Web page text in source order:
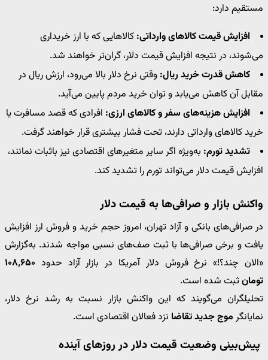
مستقیم دارد:
افزایش قیمت کالاهای وارداتی: کالاهایی که با ارز خریداری
می‌شوند، در نتیجه افزایش قیمت دلار، گران‌تر خواهند شد.
کاهش قدرت خرید ریال: وقتی نرخ دلار بالا می‌رود، ارزش ریال در
مقابل آن کاهش می‌یابد و توان خرید مردم پایین می‌آید.
افزایش هزینه‌های سفر و کالاهای ارزی: افرادی که قصد مسافرت یا
خرید کالاهای وارداتی دارند، تحت فشار بیشتری قرار خواهند گرفت.
تشدید تورم: به‌ویژه اگر سایر متغیرهای اقتصادی نیز باثبات نمانند،
افزایش قیمت دلار می‌تواند تورم را تشدید کند.
واکنش بازار و صرافی‌ها به قیمت دلار
در صرافی‌های بانکی و آزاد تهران، امروز حجم خرید و فروش ارز افزایش
یافت و برخی صرافی‌ها با ثبت صف‌های نسبی مواجه شدند. به‌گزارش
«الان چند؟!» نرخ فروش دلار آمریکا در بازار آزاد حدود ۱۰۸٬۶۵۰
تومانثبت شده است.
تحلیلگران می‌گویند که این واکنش بازار نسبت به رشد نرخ دلار،
نمایانگر موج جدید تقاضا نزد فعالان اقتصادی است.
پیش‌بینی وضعیت قیمت دلار در روزهای آینده